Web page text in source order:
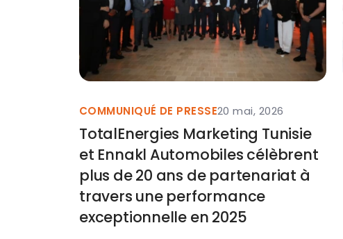
COMMUNIQUÉ DE PRESSE20 mai, 2026
TotalEnergies Marketing Tunisie
et Ennakl Automobiles célèbrent
plus de 20 ans de partenariat à
travers une performance
exceptionnelle en 2025